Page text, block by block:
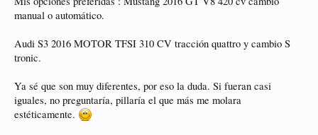
manual o automático.
Audi S3 2016 MOTOR TFSI 310 CV tracción quattro y cambio S
tronic.
Ya sé que son muy diferentes, por eso la duda. Si fueran casi
iguales, no preguntaría, pillaría el que más me molara
estéticamente.